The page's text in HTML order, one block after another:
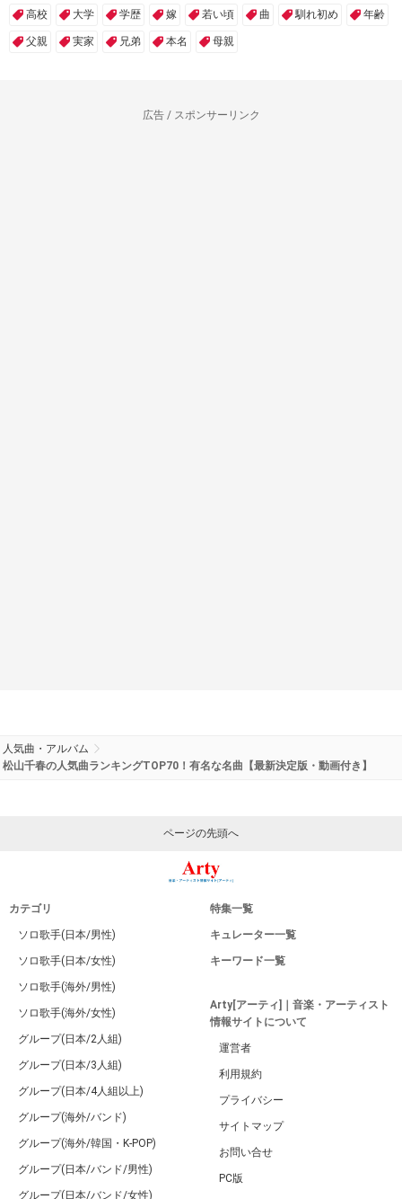
高校 大学 学歴 嫁 若い頃 曲 馴れ初め 年齢
父親 実家 兄弟 本名 母親
広告 / スポンサーリンク
人気曲・アルバム
松山千春の人気曲ランキングTOP70！有名な名曲【最新決定版・動画付き】
ページの先頭へ
カテゴリ
ソロ歌手(日本/男性)
ソロ歌手(日本/女性)
ソロ歌手(海外/男性)
ソロ歌手(海外/女性)
グループ(日本/2人組)
グループ(日本/3人組)
グループ(日本/4人組以上)
グループ(海外/バンド)
グループ(海外/韓国・K-POP)
グループ(日本/バンド/男性)
グループ(日本/バンド/女性)
特集一覧
キュレーター一覧
キーワード一覧
Arty[アーティ]｜音楽・アーティスト
情報サイトについて
運営者
利用規約
プライバシー
サイトマップ
お問い合せ
PC版